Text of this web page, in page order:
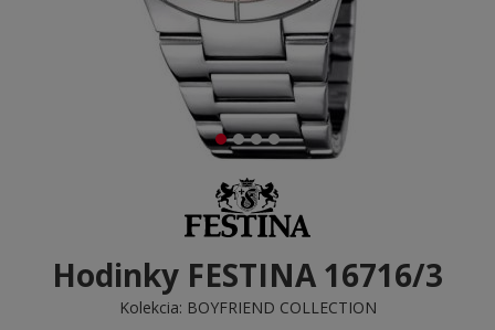
Hodinky FESTINA 16716/3
Kolekcia: BOYFRIEND COLLECTION